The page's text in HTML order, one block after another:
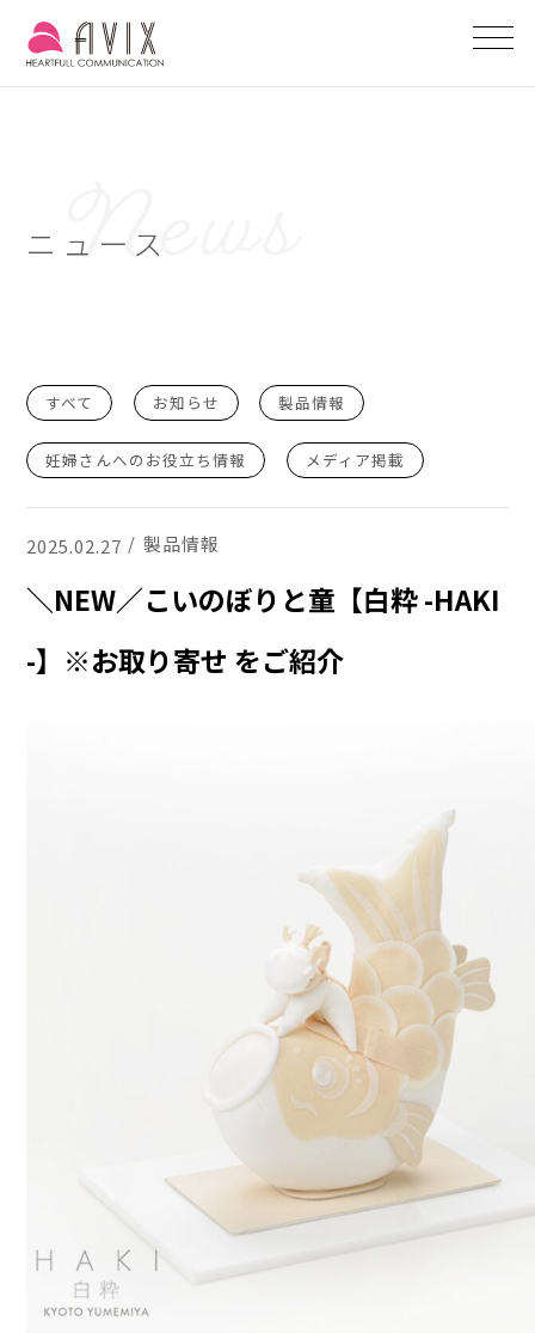
ニュース
すべて お知らせ 製品情報
妊婦さんへのお役立ち情報 メディア掲載
2025.02.27 製品情報
＼NEW／こいのぼりと童【白粋 -HAKI
-】※お取り寄せ をご紹介